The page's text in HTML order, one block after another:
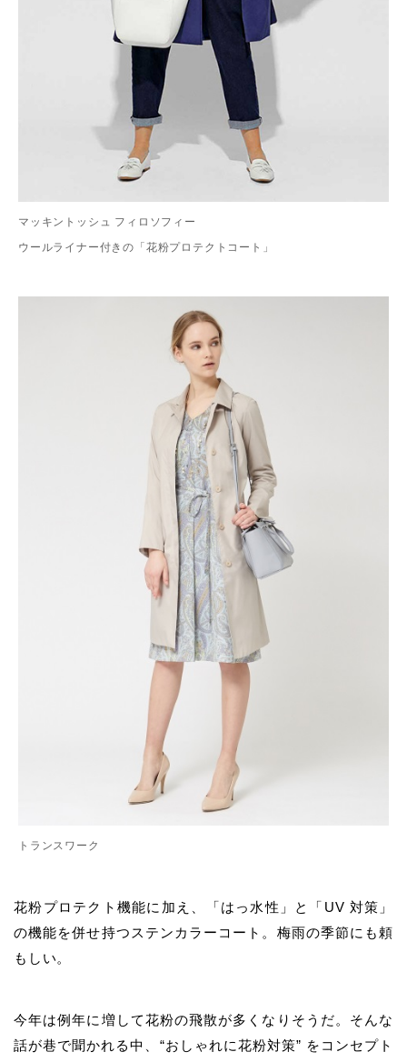
マッキントッシュ フィロソフィー
ウールライナー付きの「花粉プロテクトコート」
トランスワーク
花粉プロテクト機能に加え、「はっ水性」と「UV 対策」
の機能を併せ持つステンカラーコート。梅雨の季節にも頼
もしい。
今年は例年に増して花粉の飛散が多くなりそうだ。そんな
話が巷で聞かれる中、“おしゃれに花粉対策” をコンセプト